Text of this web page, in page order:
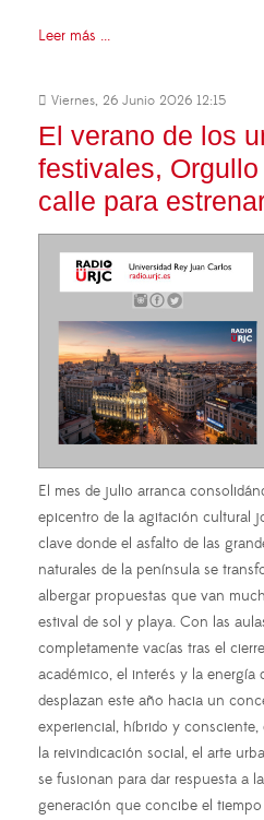
Leer más ...
Viernes, 26 Junio 2026 12:15
El verano de los
festivales,
calle para
El mes de julio arranca
epicentro de la agitación cultural
clave donde el asfalto de las
naturales de la península se
albergar propuestas que van
estival de sol y playa. Con las
completamente vacías tras el
académico, el interés y la energía
desplazan este año hacia un
experiencial, híbrido y
la reivindicación social, el arte
se fusionan para dar respuesta a
generación que concibe el